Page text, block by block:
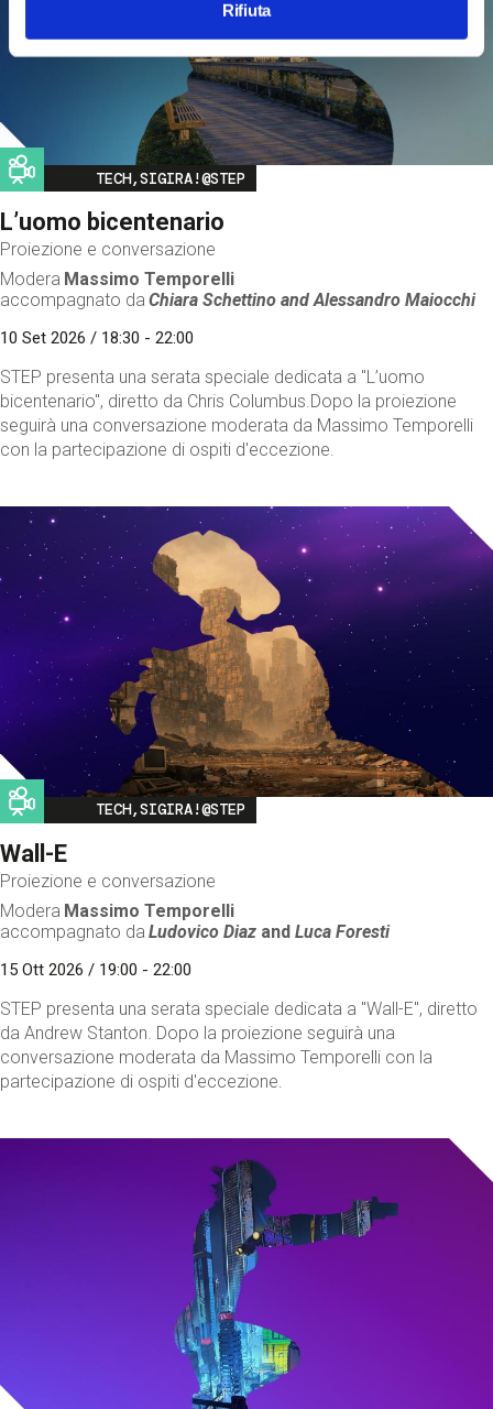
Rifiuta
Image
TECH,SIGIRA!@STEP
L’uomo bicentenario
Proiezione e conversazione
Modera Massimo Temporelli
accompagnato da Chiara Schettino andAlessandro Maiocchi
10 Set 2026 / 18:30 - 22:00
STEP presenta una serata speciale dedicata a "L’uomo
bicentenario", diretto da Chris Columbus.Dopo la proiezione
seguirà una conversazione moderata da Massimo Temporelli
con la partecipazione di ospiti d'eccezione.
Image
TECH,SIGIRA!@STEP
Wall-E
Proiezione e conversazione
Modera Massimo Temporelli
accompagnato da Ludovico Diaz andLuca Foresti
15 Ott 2026 / 19:00 - 22:00
STEP presenta una serata speciale dedicata a "Wall-E", diretto
da Andrew Stanton. Dopo la proiezione seguirà una
conversazione moderata da Massimo Temporelli con la
partecipazione di ospiti d'eccezione.